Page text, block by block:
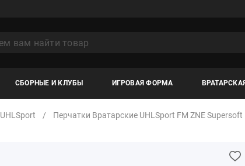
СБОРНЫЕ И КЛУБЫ ИГРОВАЯ ФОРМА
UHLSport Перчатки Вратарские UHLSport FM ZNE Supersoft